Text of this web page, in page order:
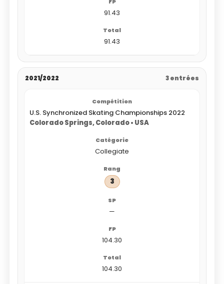
91.43
91.43
2021/2022 3 entrées
U.S. Synchronized Skating Championships 2022
Colorado Springs, Colorado • USA
Collegiate
3
—
104.30
104.30